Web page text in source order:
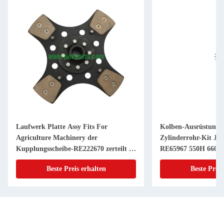
Laufwerk Platte Assy Fits For
Agriculture Machinery der
Kupplungsscheibe-RE222670 zerteilt 11
Zoll 20 KEIL
Beste Preis erhalten
Kolben-Ausrüstung
Zylinderrohr-Kit JDs
RE65967 550H 6603
Powerthch Turbo
Beste